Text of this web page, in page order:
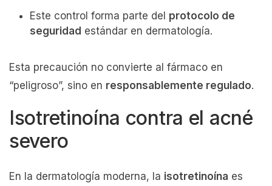
Este control forma parte del protocolo de
seguridad estándar en dermatología.
Esta precaución no convierte al fármaco en
“peligroso”, sino en responsablemente regulado.
Isotretinoína contra el acné
severo
En la dermatología moderna, la isotretinoína es